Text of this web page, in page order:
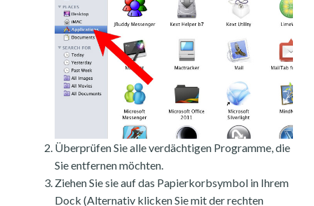
Überprüfen Sie alle verdächtigen Programme, die
Sie entfernen möchten.
Ziehen Sie sie auf das Papierkorbsymbol in Ihrem
Dock (Alternativ klicken Sie mit der rechten